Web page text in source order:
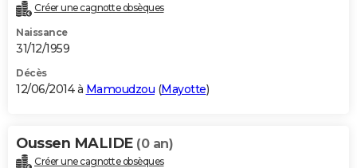
Créer une cagnotte obsèques
Naissance
31/12/1959
Décès
12/06/2014 à Mamoudzou (Mayotte)
Oussen MALIDE (0 an)
Créer une cagnotte obsèques